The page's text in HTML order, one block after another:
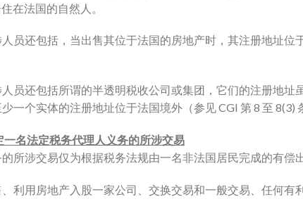
在法国的自然人。
员还包括，当出售其位于法国的房地产时，其注册地址位
员还包括所谓的半透明税收公司或集团，它们的注册地址
一个实体的注册地址位于法国境外（参见 CGI 第 8 至 8(3)
一名法定税务代理人义务的所涉交易
所涉交易仅为根据税务法规由一名非法国居民完成的有偿出
利用房地产入股一家公司、交换交易和一般交易、任何有